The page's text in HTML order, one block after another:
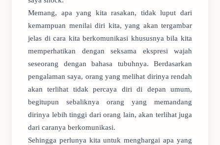
Memang, apa yang kita rasakan, tidak luput dari
kemampuan menilai diri kita, yang akan tergambar
jelas di cara kita berkomunikasi khususnya bila kita
memperhatikan dengan seksama ekspresi wajah
seseorang dengan bahasa tubuhnya. Berdasarkan
pengalaman saya, orang yang melihat dirinya rendah
akan terlihat tidak percaya diri di depan umum,
begitupun sebaliknya orang yang memandang
dirinya lebih tinggi dari orang lain, akan terlihat juga
dari caranya berkomunikasi.
Sehingga perlunya kita untuk menghargai apa yang